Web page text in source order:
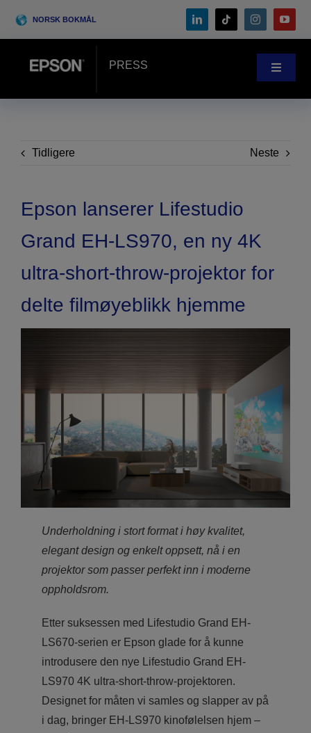
NORSK BOKMÅL
PRESS
Toggle
Case-Studie
Arrangementer
Search
for:
Tidligere Neste
Epson lanserer Lifestudio
Grand EH-LS970, en ny 4K
ultra-short-throw-projektor for
delte filmøyeblikk hjemme
Underholdning i stort format i høy kvalitet,
elegant design og enkelt oppsett, nå i en
projektor som passer perfekt inn i moderne
oppholdsrom.
Etter suksessen med Lifestudio Grand EH-
LS670-serien er Epson glade for å kunne
introdusere den nye Lifestudio Grand EH-
LS970 4K ultra-short-throw-projektoren.
Designet for måten vi samles og slapper av på
i dag, bringer EH‑LS970 kinofølelsen hjem –